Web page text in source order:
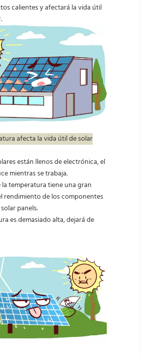
calientes y afectará la vida útil
afecta la vida útil de solar
están llenos de electrónica, el
mientras se trabaja.
la temperatura tiene una gran
rendimiento de los componentes
panels.
es demasiado alta, dejará de